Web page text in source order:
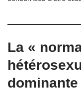
La «
dominante